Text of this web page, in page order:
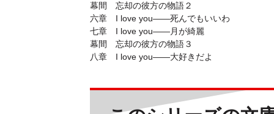
幕間 忘却の彼方の物語２
六章 I love you――死んでもいいわ
七章 I love you――月が綺麗
幕間 忘却の彼方の物語３
八章 I love you――大好きだよ